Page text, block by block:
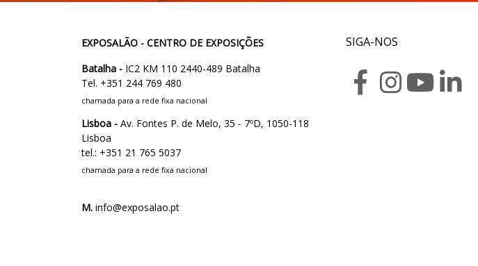
EXPOSALÃO - CENTRO DE EXPOSIÇÕES
Batalha - IC2 KM 110 2440-489 Batalha
Tel. +351 244 769 480
chamada para a rede fixa nacional
Lisboa - Av. Fontes P. de Melo, 35 - 7ºD, 1050-118
Lisboa
tel.: +351 21 765 5037
chamada para a rede fixa nacional
M. info@exposalao.pt
SIGA-NOS